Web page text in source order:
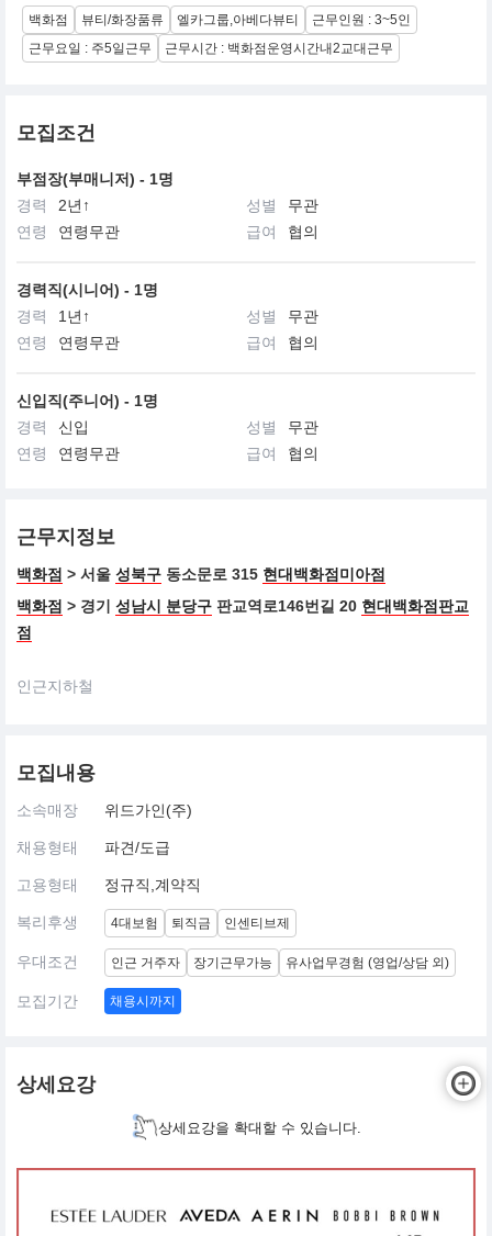
해 노력하고 있습니다.
백화점 뷰티/화장품류 엘카그룹,아베다뷰티
근무인원 : 3~5인
근무요일 : 주5일근무
근무시간 : 백화점운영시간내2교대근무
모집조건
부점장(부매니저) - 1명
경력
2년↑ 성별
무관
연령
연령무관 급여 협의
경력직(시니어) - 1명
경력
1년↑ 성별
무관
연령
연령무관 급여 협의
신입직(주니어) - 1명
경력
신입 성별
무관
연령
연령무관 급여 협의
근무지정보
백화점 > 서울 성북구 동소문로 315 현대백화점미아점
백화점 > 경기 성남시 분당구 판교역로146번길 20 현대백화점판교
점
인근지하철
모집내용
소속매장 위드가인(주)
채용형태 파견/도급
고용형태 정규직,계약직
복리후생 4대보험 퇴직금 인센티브제
우대조건 인근 거주자 장기근무가능 유사업무경험 (영업/상담 외)
모집기간 채용시까지
상세요강
상세요강을 확대할 수 있습니다.